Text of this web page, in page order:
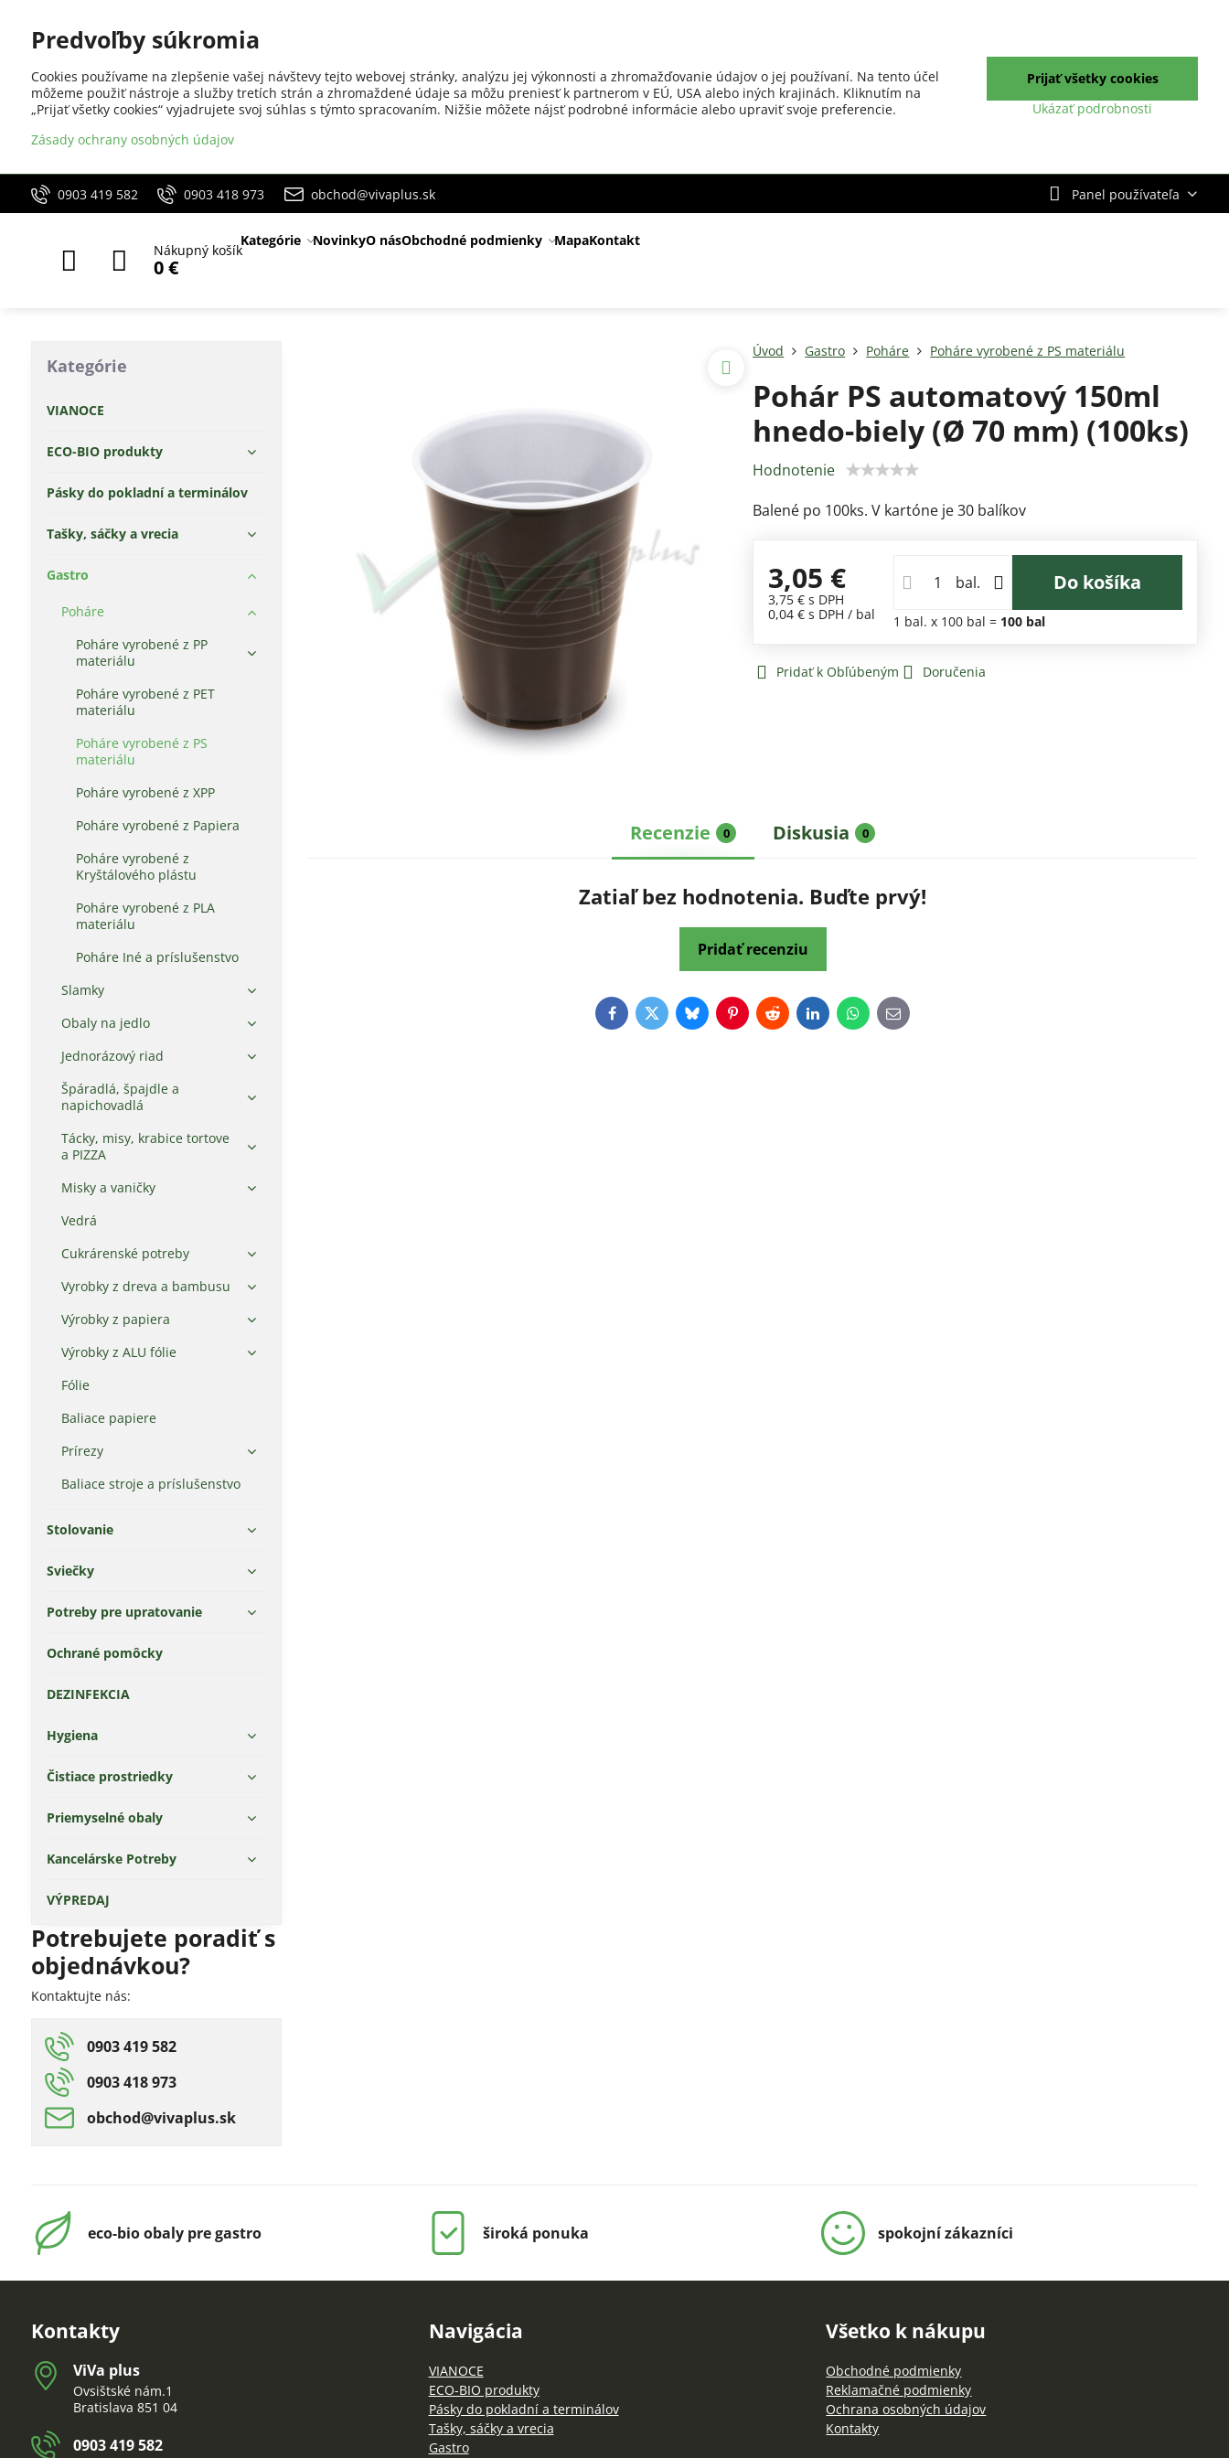
0903 419 582 0903 418 973 obchod@vivaplus.sk Panel používateľa
Nákupný košík
0 €
Kategórie NovinkyO násObchodné podmienky MapaKontakt
Úvod Gastro Poháre Poháre vyrobené z PS materiálu
Pohár PS automatový 150ml
hnedo-biely (Ø 70 mm) (100ks)
Hodnotenie
Balené po 100ks. V kartóne je 30 balíkov
3,05 €
3,75 €s DPH
0,04 € s DPH / bal
bal. Do košíka
1 bal.x 100 bal = 100 bal
Pridať k Obľúbeným Doručenia
Recenzie 0 Diskusia 0
Zatiaľ bez hodnotenia. Buďte prvý!
Pridať recenziu
FacebookTwitterBlueskyPinterestRedditLinkedInWhatsApp
E-
mail
Kategórie
VIANOCE
ECO-BIO produkty
Pásky do pokladní a terminálov
Tašky, sáčky a vrecia
Gastro
Poháre
Poháre vyrobené z PP
materiálu
Poháre vyrobené z PET
materiálu
Poháre vyrobené z PS
materiálu
Poháre vyrobené z XPP
Poháre vyrobené z Papiera
Poháre vyrobené z
Kryštálového plástu
Poháre vyrobené z PLA
materiálu
Poháre Iné a príslušenstvo
Slamky
Obaly na jedlo
Jednorázový riad
Špáradlá, špajdle a
napichovadlá
Tácky, misy, krabice tortove
a PIZZA
Misky a vaničky
Vedrá
Cukrárenské potreby
Vyrobky z dreva a bambusu
Výrobky z papiera
Výrobky z ALU fólie
Fólie
Baliace papiere
Prírezy
Baliace stroje a príslušenstvo
Stolovanie
Sviečky
Potreby pre upratovanie
Ochrané pomôcky
DEZINFEKCIA
Hygiena
Čistiace prostriedky
Priemyselné obaly
Kancelárske Potreby
VÝPREDAJ
Potrebujete poradiť s
objednávkou?
Kontaktujte nás:
0903 419 582
0903 418 973
obchod​@vivaplus​.sk
eco-bio obaly pre gastro široká ponuka spokojní zákazníci
Kontakty
ViVa plus
Ovsištské nám.1
Bratislava 851 04
0903 419 582
Navigácia
VIANOCE
ECO-BIO produkty
Pásky do pokladní a terminálov
Tašky, sáčky a vrecia
Gastro
Všetko k nákupu
Obchodné podmienky
Reklamačné podmienky
Ochrana osobných údajov
Kontakty
Predvoľby súkromia
Cookies používame na zlepšenie vašej návštevy tejto webovej stránky, analýzu jej výkonnosti a zhromažďovanie údajov o jej používaní. Na tento účel
môžeme použiť nástroje a služby tretích strán a zhromaždené údaje sa môžu preniesť k partnerom v EÚ, USA alebo iných krajinách. Kliknutím na
„Prijať všetky cookies“ vyjadrujete svoj súhlas s týmto spracovaním. Nižšie môžete nájsť podrobné informácie alebo upraviť svoje preferencie.
Zásady ochrany osobných údajov
Ukázať podrobnosti
Prijať všetky cookies